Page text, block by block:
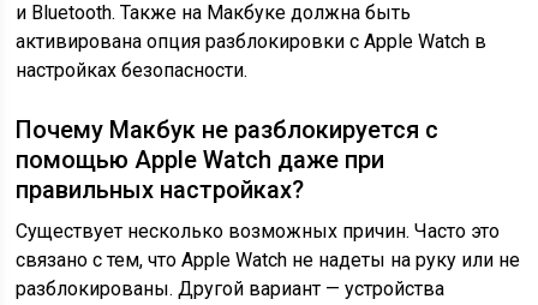
и Bluetooth. Также на Макбуке должна быть
активирована опция разблокировки с Apple Watch в
настройках безопасности.
Почему Макбук не разблокируется с
помощью Apple Watch даже при
правильных настройках?
Существует несколько возможных причин. Часто это
связано с тем, что Apple Watch не надеты на руку или не
разблокированы. Другой вариант — устройства